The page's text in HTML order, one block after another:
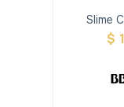
Slime
$